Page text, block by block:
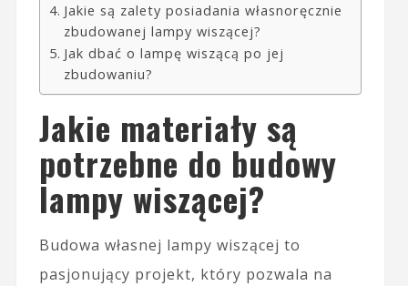
Jakie są zalety posiadania własnoręcznie
zbudowanej lampy wiszącej?
Jak dbać o lampę wiszącą po jej
zbudowaniu?
Jakie materiały są
potrzebne do budowy
lampy wiszącej?
Budowa własnej lampy wiszącej to
pasjonujący projekt, który pozwala na